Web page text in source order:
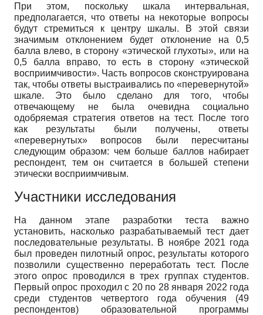
При этом, поскольку шкала интервальная,
предполагается, что ответы на некоторые вопросы
будут стремиться к центру шкалы. В этой связи
значимым отклонением будет отклонение на 0,5
балла влево, в сторону «этической глухоты», или на
0,5 балла вправо, то есть в сторону «этической
восприимчивости». Часть вопросов сконструирована
так, чтобы ответы выстраивались по «перевернутой»
шкале. Это было сделано для того, чтобы
отвечающему не была очевидна социально
одобряемая стратегия ответов на тест. После того
как результаты были получены, ответы
«перевернутых» вопросов были пересчитаны
следующим образом: чем больше баллов набирает
респондент, тем он считается в большей степени
этически восприимчивым.
Участники исследования
На данном этапе разработки теста важно
установить, насколько разрабатываемый тест дает
последовательные результаты. В ноябре 2021 года
был проведен пилотный опрос, результаты которого
позволили существенно переработать тест. После
этого опрос проводился в трех группах студентов.
Первый опрос проходил с 20 по 28 января 2022 года
среди студентов четвертого года обучения (49
респондентов) образовательной программы